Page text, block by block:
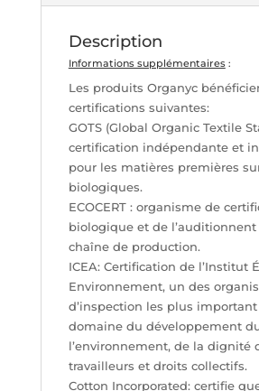
Description
Informations supplémentaires:
Les produits Organyc
certifications suivantes:
GOTS (Global Organic Textile
certification indépendante et
pour les matières premières
biologiques.
ECOCERT : organisme de
biologique et de
chaîne de production.
ICEA: Certification de l’Institut
Environnement, un des
d’inspection les plus
domaine du développement
l’environnement, de la dignité
travailleurs et droits collectifs.
Cotton Incorporated: certifie